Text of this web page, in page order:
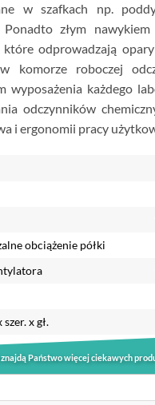
w szafkach np.
Ponadto złym
które odprowadzają
komorze roboczej
wyposażenia każdego
odczynników
i ergonomii pracy
obciążenie półki
x gł.
Państwo więcej ciekawych